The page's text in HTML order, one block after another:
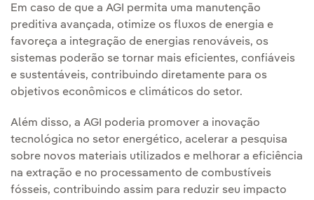
Em caso de que a AGI permita uma manutenção
preditiva avançada, otimize os fluxos de energia e
favoreça a integração de energias renováveis, os
sistemas poderão se tornar mais eficientes, confiáveis
e sustentáveis, contribuindo diretamente para os
objetivos econômicos e climáticos do setor.
Além disso, a AGI poderia promover a inovação
tecnológica no setor energético, acelerar a pesquisa
sobre novos materiais utilizados e melhorar a eficiência
na extração e no processamento de combustíveis
fósseis, contribuindo assim para reduzir seu impacto